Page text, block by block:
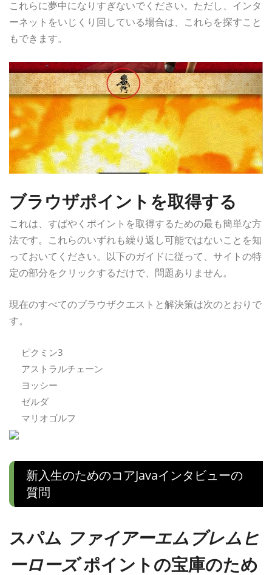
これらに夢中になりすぎないでください。ただし、インタ
ーネットをいじくり回している場合は、これらを探すこと
もできます。
ブラウザポイントを取得する
これは、すばやくポイントを取得するための最も簡単な方
法です。これらのいずれも繰り返し可能ではないことを知
っておいてください。以下のガイドに従って、サイトの特
定の部分をクリックするだけで、問題ありません。
現在のすべてのブラウザクエストと解決策は次のとおりで
す。
ピクミン3
アストラルチェーン
ヨッシー
ゼルダ
マリオゴルフ
新入生のためのコアJavaインタビューの
質問
スパム ファイアーエムブレムヒ
ーローズポイントの宝庫のため